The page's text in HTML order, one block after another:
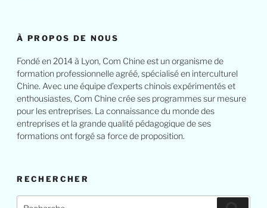
À PROPOS DE NOUS
Fondé en 2014 à Lyon, Com Chine est un organisme de
formation professionnelle agréé, spécialisé en interculturel
Chine. Avec une équipe d’experts chinois expérimentés et
enthousiastes, Com Chine crée ses programmes sur mesure
pour les entreprises. La connaissance du monde des
entreprises et la grande qualité pédagogique de ses
formations ont forgé sa force de proposition.
RECHERCHER